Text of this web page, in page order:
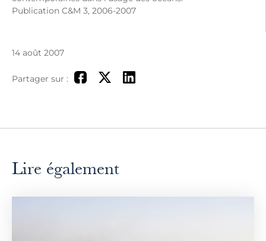
Publication C&M 3, 2006-2007
14 août 2007
Partager sur :
Lire également